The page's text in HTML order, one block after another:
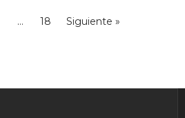
… 18 Siguiente »